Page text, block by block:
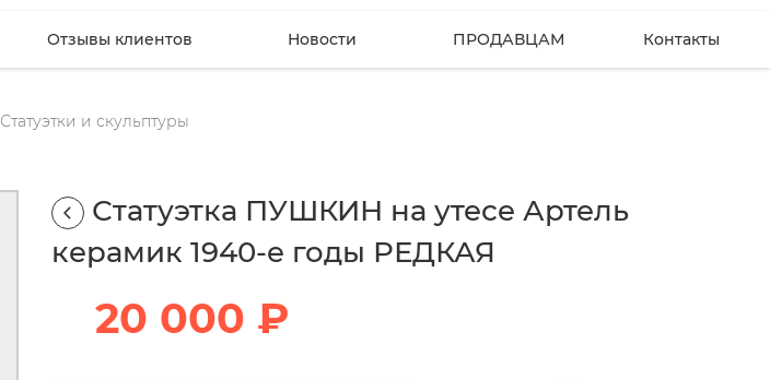
Отзывы клиентов Новости ПРОДАВЦАМ Контакты
Статуэтки и скульптуры
Статуэтка ПУШКИН на утесе Артель
керамик 1940-е годы РЕДКАЯ
20 000 ₽